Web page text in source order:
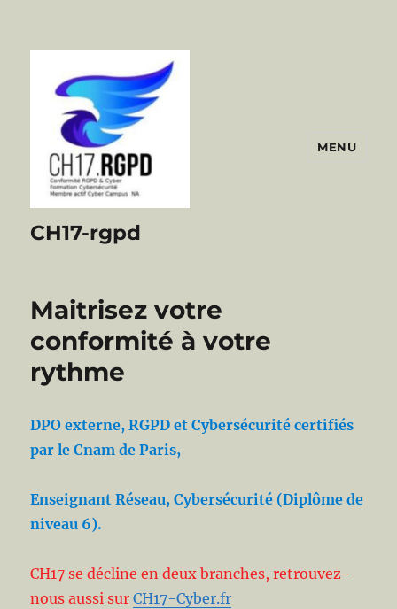
CH17-rgpd
MENU
Maitrisez votre
conformité à votre
rythme
DPO externe, RGPD et Cybersécurité certifiés
par le Cnam de Paris,
Enseignant Réseau, Cybersécurité (Diplôme de
niveau 6).
CH17 se décline en deux branches, retrouvez-
nous aussi surCH17-Cyber.fr